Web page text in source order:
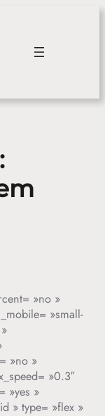
»no »
»small-
»no »
»0.3″
»yes »
» type= »flex »